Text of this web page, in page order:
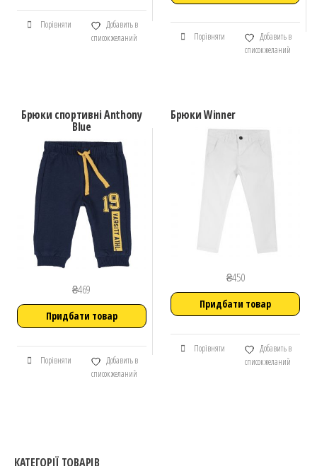
Порівняти
Добавить в
список желаний
Порівняти
Добавить в
список желаний
Брюки спортивні Anthony
Blue
₴469
Придбати товар
Порівняти
Добавить в
список желаний
Брюки Winner
₴450
Придбати товар
Порівняти
Добавить в
список желаний
КАТЕГОРІЇ ТОВАРІВ